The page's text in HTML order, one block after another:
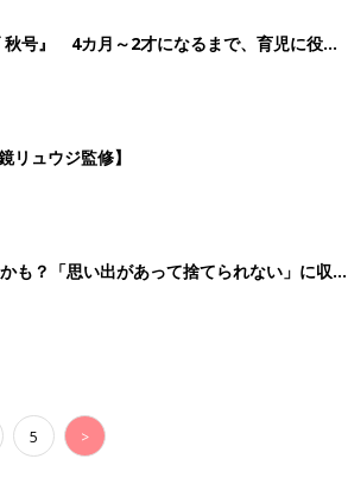
号』 4カ月～2才になるまで、育児に役立
ュウジ監修】
も？「思い出があって捨てられない」に収納
5 >